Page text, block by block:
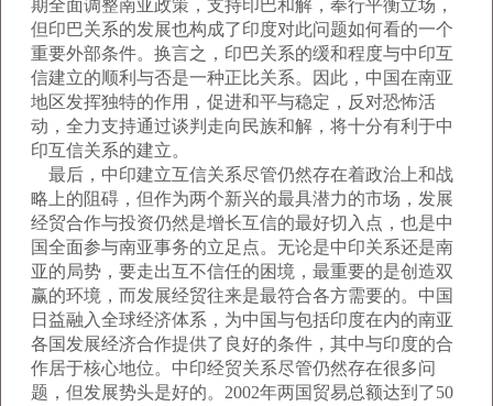
期全面调整南亚政策，支持印巴和解，奉行平衡立场，
但印巴关系的发展也构成了印度对此问题如何看的一个
重要外部条件。换言之，印巴关系的缓和程度与中印互
信建立的顺利与否是一种正比关系。因此，中国在南亚
地区发挥独特的作用，促进和平与稳定，反对恐怖活
动，全力支持通过谈判走向民族和解，将十分有利于中
印互信关系的建立。
最后，中印建立互信关系尽管仍然存在着政治上和战
略上的阻碍，但作为两个新兴的最具潜力的市场，发展
经贸合作与投资仍然是增长互信的最好切入点，也是中
国全面参与南亚事务的立足点。无论是中印关系还是南
亚的局势，要走出互不信任的困境，最重要的是创造双
赢的环境，而发展经贸往来是最符合各方需要的。中国
日益融入全球经济体系，为中国与包括印度在内的南亚
各国发展经济合作提供了良好的条件，其中与印度的合
作居于核心地位。中印经贸关系尽管仍然存在很多问
题，但发展势头是好的。2002年两国贸易总额达到了50